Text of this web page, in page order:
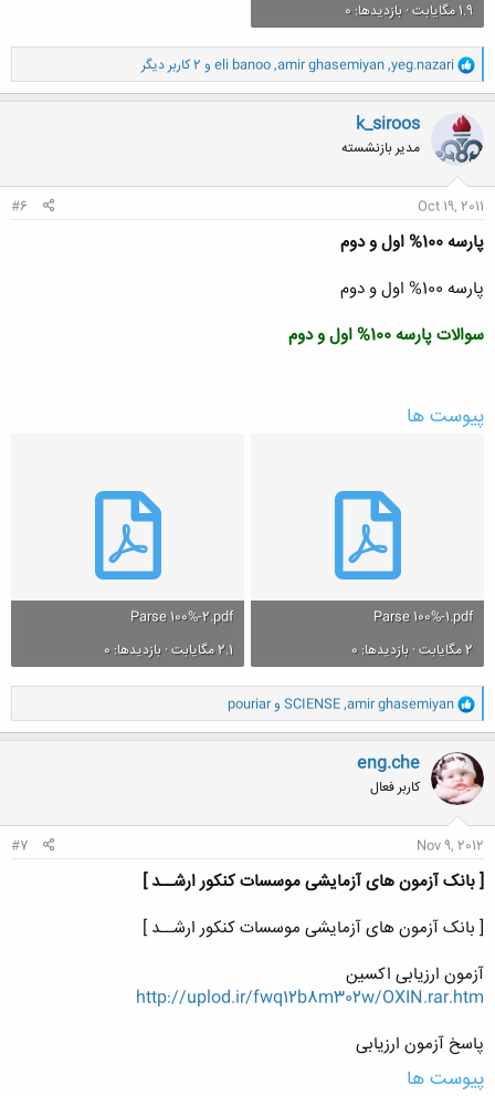
1.9 مگایابت · بازدیدها: 0
و
ا
ک
ن
ش
ه
ا
yeg.nazari
,
amir ghasemiyan
,
eli banoo و 2 کاربر دیگر
k_siroos
مدیر بازنشسته
Oct 19, 2011
#6
پارسه 100% اول و دوم
پارسه 100% اول و دوم
سوالات پارسه 100% اول و دوم
پیوست ها
Parse 100%-1.pdf
2 مگایابت · بازدیدها: 0
Parse 100%-2.pdf
2.1 مگایابت · بازدیدها: 0
و
ا
ک
ن
ش
ه
ا
amir ghasemiyan
,
SCIENSE وpouriar
eng.che
کاربر فعال
Nov 9, 2012
#7
[ بانک آزمون های آزمایشی موسسات کنکور ارشــد ]
[ بانک آزمون های آزمایشی موسسات کنکور ارشــد ]
آزمون ارزیابی اکسین
http://uplod.ir/fwq12b8m302w/OXIN.rar.htm
پاسخ آزمون ارزیابی
پیوست ها